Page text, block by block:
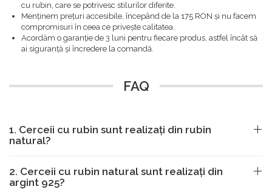
cu rubin, care se potrivesc stilurilor diferite.
Menținem prețuri accesibile, începând de la 175 RON și nu facem
compromisuri în ceea ce privește calitatea.
Acordăm o garanție de 3 luni pentru fiecare produs, astfel încât să
ai siguranță și încredere la comandă.
FAQ
1. Cerceii cu rubin sunt realizați din rubin
natural?
2. Cerceii cu rubin natural sunt realizați din
argint 925?